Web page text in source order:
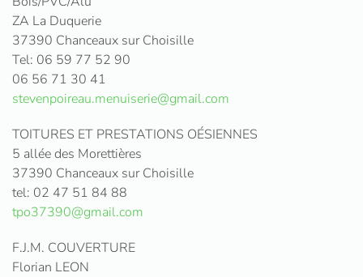
ZA La Duquerie
37390 Chanceaux sur Choisille
Tel: 06 59 77 52 90
06 56 71 30 41
stevenpoireau.menuiserie@gmail.com
TOITURES ET PRESTATIONS OÉSIENNES
5 allée des Morettières
37390 Chanceaux sur Choisille
tel: 02 47 51 84 88
tpo37390@gmail.com
F.J.M. COUVERTURE
Florian LEON